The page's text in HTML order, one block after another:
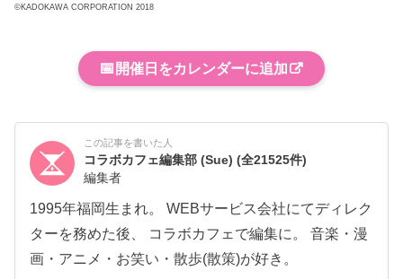
©KADOKAWA CORPORATION 2018
📅 開催日をカレンダーに追加
この記事を書いた人
コラボカフェ編集部 (Sue)(全21525件)
編集者
1995年福岡生まれ。 WEBサービス会社にてディレク
ターを務めた後、 コラボカフェで編集に。 音楽・漫
画・アニメ・お笑い・散歩(散策)が好き。